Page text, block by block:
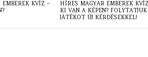
EMBEREK KVÍZ –
HÍRES MAGYAR EMBEREK
KI VAN A KÉPEN?
JÁTÉKOT ÚJ KÉRDÉSEKKEL!